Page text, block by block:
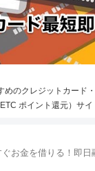
めのクレジットカード
ETC ポイント還元）サイ
ぐお金を借りる！即日